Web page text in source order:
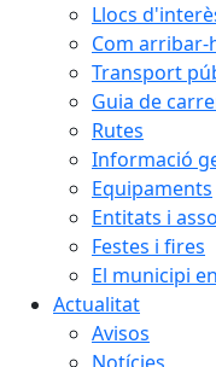
Llocs
Com arribar-
Transport
Guia de
Rutes
Informació
Equipaments
Entitats i
Festes i fires
El municipi
Actualitat
Avisos